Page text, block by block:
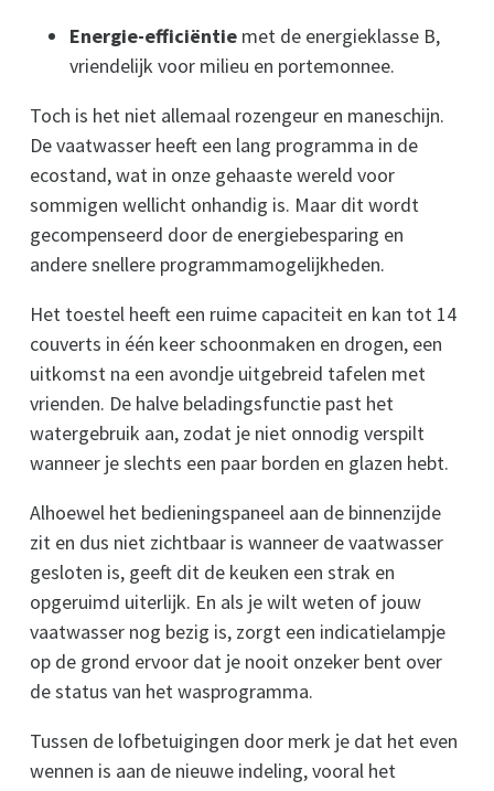
Energie-efficiëntie met de energieklasse B,
vriendelijk voor milieu en portemonnee.
Toch is het niet allemaal rozengeur en maneschijn.
De vaatwasser heeft een lang programma in de
ecostand, wat in onze gehaaste wereld voor
sommigen wellicht onhandig is. Maar dit wordt
gecompenseerd door de energiebesparing en
andere snellere programmamogelijkheden.
Het toestel heeft een ruime capaciteit en kan tot 14
couverts in één keer schoonmaken en drogen, een
uitkomst na een avondje uitgebreid tafelen met
vrienden. De halve beladingsfunctie past het
watergebruik aan, zodat je niet onnodig verspilt
wanneer je slechts een paar borden en glazen hebt.
Alhoewel het bedieningspaneel aan de binnenzijde
zit en dus niet zichtbaar is wanneer de vaatwasser
gesloten is, geeft dit de keuken een strak en
opgeruimd uiterlijk. En als je wilt weten of jouw
vaatwasser nog bezig is, zorgt een indicatielampje
op de grond ervoor dat je nooit onzeker bent over
de status van het wasprogramma.
Tussen de lofbetuigingen door merk je dat het even
wennen is aan de nieuwe indeling, vooral het